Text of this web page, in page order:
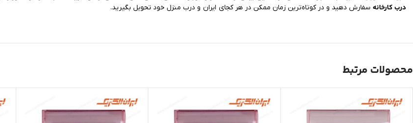
درب کارخانه سفارش دهید و در کوتاه‌ترین زمان ممکن در هر کجای ایران و درب منزل خود تحویل بگیرید.
محصولات مرتبط